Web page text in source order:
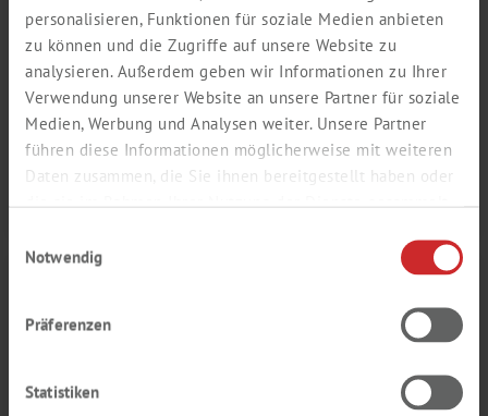
personalisieren, Funktionen für soziale Medien anbieten
zu können und die Zugriffe auf unsere Website zu
analysieren. Außerdem geben wir Informationen zu Ihrer
Verwendung unserer Website an unsere Partner für soziale
Medien, Werbung und Analysen weiter. Unsere Partner
führen diese Informationen möglicherweise mit weiteren
Daten zusammen, die Sie ihnen bereitgestellt haben oder
Notwendig
Präferenzen
Statistiken
08.04.2026 Labor
NEU BEI
TH. GEYER
EPPENDORF SPINPRO® 6 R